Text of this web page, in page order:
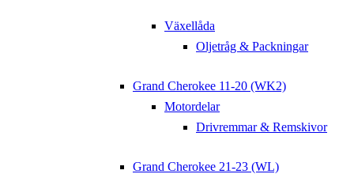
Växellåda
Oljetråg & Packningar
Grand Cherokee 11-20 (WK2)
Motordelar
Drivremmar & Remskivor
Grand Cherokee 21-23 (WL)